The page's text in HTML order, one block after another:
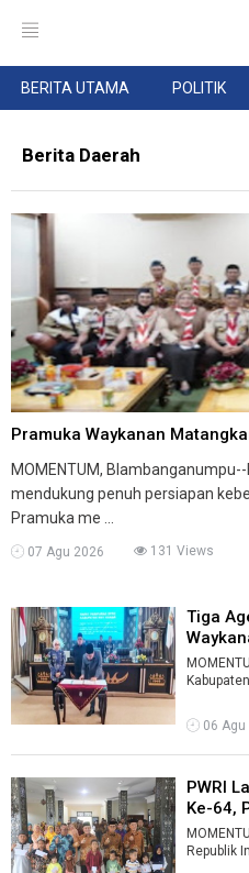
BERITA UTAMA POLITIK
Berita Daerah
Pramuka Waykanan
MOMENTUM,
mendukung penuh persiapan
Pramuka me ...
07 Agu 2026 131 Views
Tiga
paripurna,
06 Agu
PWRI
Ke-64,
Republik